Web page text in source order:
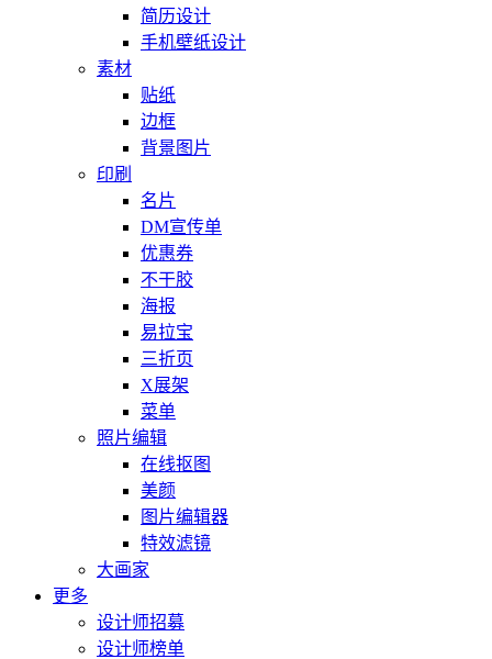
简历设计
手机壁纸设计
素材
贴纸
边框
背景图片
印刷
名片
DM宣传单
优惠券
不干胶
海报
易拉宝
三折页
X展架
菜单
照片编辑
在线抠图
美颜
图片编辑器
特效滤镜
大画家
更多
设计师招募
设计师榜单